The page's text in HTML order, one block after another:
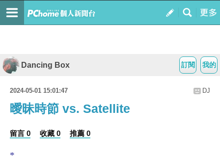
我的
訂閱
Dancing Box
2024-05-01 15:01:47 DJ
曖昧時節 vs. Satellite
留言 0 收藏 0 推薦 0
*